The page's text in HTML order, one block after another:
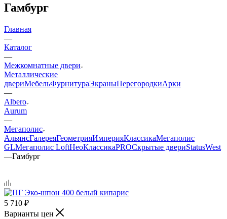
Гамбург
Главная
—
Каталог
—
Межкомнатные двери
Металлические
двериМебельФурнитураЭкраныПерегородкиАрки
—
Albero
Aurum
—
Мегаполис
АльянсГалереяГеометрияИмперияКлассикаМегаполис
GLМегаполис LoftНеоКлассикаPROСкрытые двериStatusWest
—Гамбург
5 710 ₽
Варианты цен